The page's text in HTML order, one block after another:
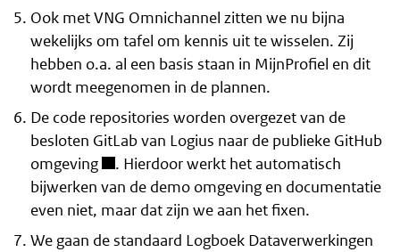
Ook met VNG Omnichannel zitten we nu bijna
wekelijks om tafel om kennis uit te wisselen. Zij
hebben o.a. al een basis staan in MijnProfiel en dit
wordt meegenomen in de plannen.
De code repositories worden overgezet van de
besloten GitLab van Logius naar de publieke GitHub
omgeving
. Hierdoor werkt het automatisch
bijwerken van de demo omgeving en documentatie
even niet, maar dat zijn we aan het fixen.
We gaan de standaard Logboek Dataverwerkingen